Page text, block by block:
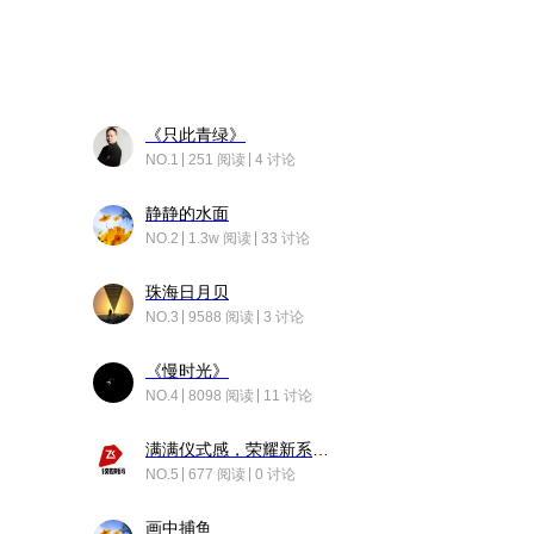
《只此青绿》
NO.1 251 阅读 4 讨论
静静的水面
NO.2 1.3w 阅读 33 讨论
珠海日月贝
NO.3 9588 阅读 3 讨论
《慢时光》
NO.4 8098 阅读 11 讨论
NO.5 677 阅读 0 讨论
画中捕鱼